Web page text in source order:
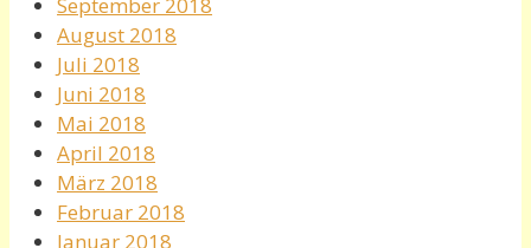
August 2018
Juli 2018
Juni 2018
Mai 2018
April 2018
März 2018
Februar 2018
Januar 2018